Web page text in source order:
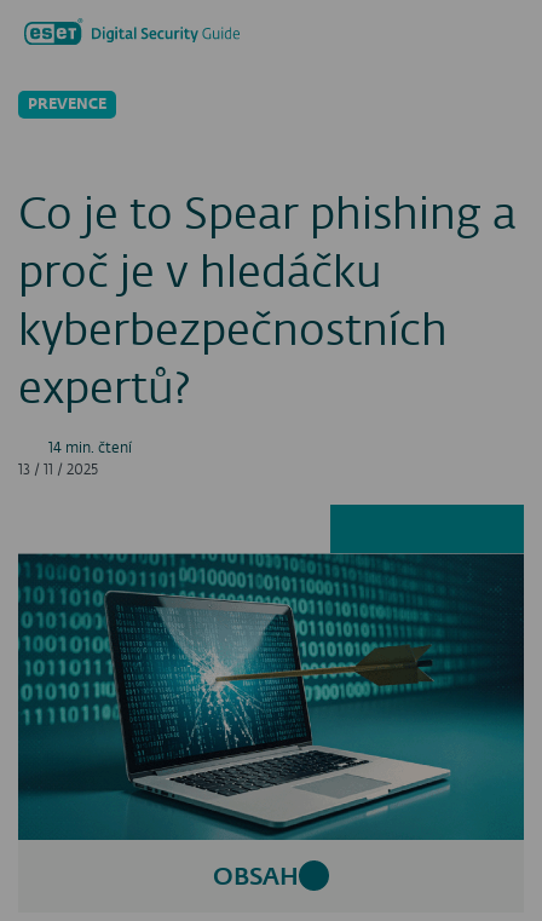
PREVENCE
Co je to Spear phishing a
proč je v hledáčku
kyberbezpečnostních
expertů?
14 min. čtení
13 / 11 / 2025
OBSAH